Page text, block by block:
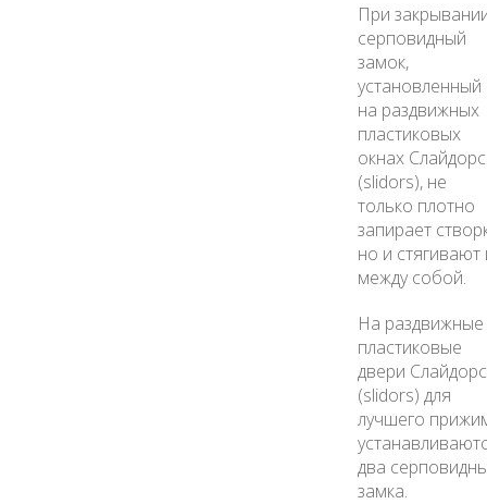
При
серповидный
замок,
установленный
на раздвижных
пластиковых
окнах Слайдорс
(slidors), не
только плотно
запирает
но и стягивают
между собой.
На раздвижные
пластиковые
двери Слайдорс
(slidors) для
лучшего
два
замка.